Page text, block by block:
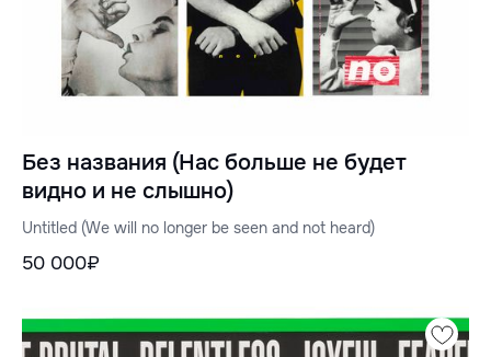
Без названия (Нас больше не будет
видно и не слышно)
Untitled (We will no longer be seen and not heard)
50 000₽